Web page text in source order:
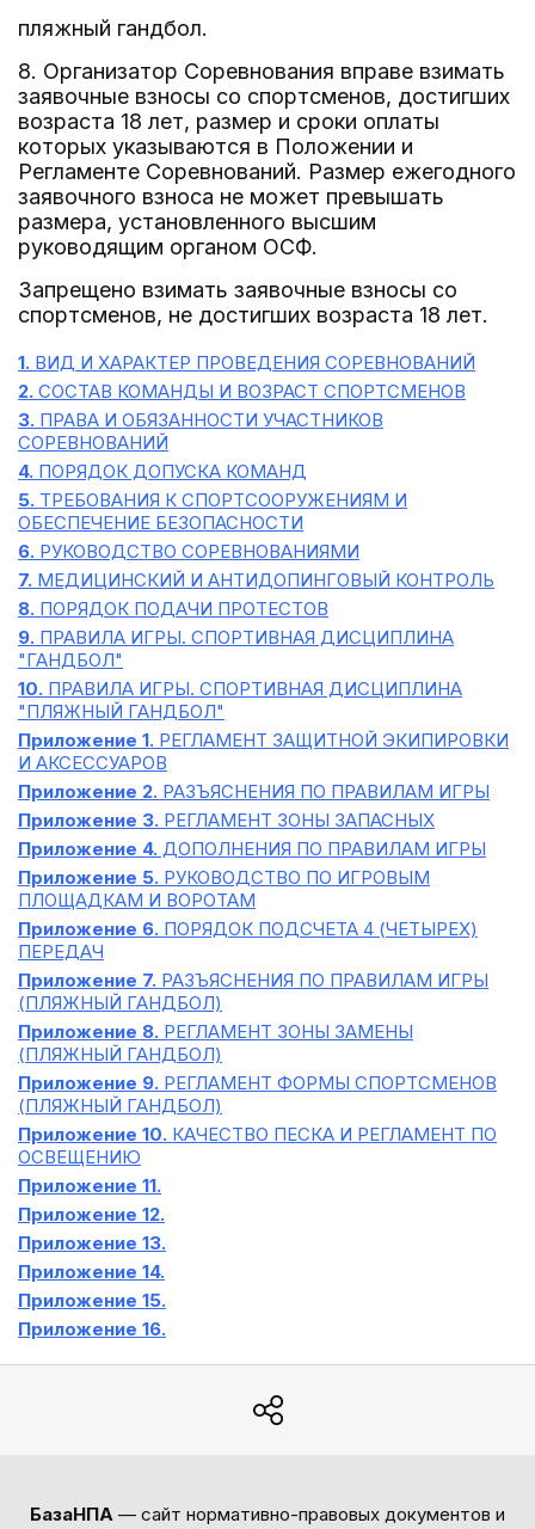
пляжный гандбол.
8. Организатор Соревнования вправе взимать
заявочные взносы со спортсменов, достигших
возраста 18 лет, размер и сроки оплаты
которых указываются в Положении и
Регламенте Соревнований. Размер ежегодного
заявочного взноса не может превышать
размера, установленного высшим
руководящим органом ОСФ.
Запрещено взимать заявочные взносы со
спортсменов, не достигших возраста 18 лет.
1. ВИД И ХАРАКТЕР ПРОВЕДЕНИЯ СОРЕВНОВАНИЙ
2. СОСТАВ КОМАНДЫ И ВОЗРАСТ СПОРТСМЕНОВ
3. ПРАВА И ОБЯЗАННОСТИ УЧАСТНИКОВ
СОРЕВНОВАНИЙ
4. ПОРЯДОК ДОПУСКА КОМАНД
5. ТРЕБОВАНИЯ К СПОРТСООРУЖЕНИЯМ И
ОБЕСПЕЧЕНИЕ БЕЗОПАСНОСТИ
6. РУКОВОДСТВО СОРЕВНОВАНИЯМИ
7. МЕДИЦИНСКИЙ И АНТИДОПИНГОВЫЙ КОНТРОЛЬ
8. ПОРЯДОК ПОДАЧИ ПРОТЕСТОВ
9. ПРАВИЛА ИГРЫ. СПОРТИВНАЯ ДИСЦИПЛИНА
"ГАНДБОЛ"
10. ПРАВИЛА ИГРЫ. СПОРТИВНАЯ ДИСЦИПЛИНА
"ПЛЯЖНЫЙ ГАНДБОЛ"
Приложение 1. РЕГЛАМЕНТ ЗАЩИТНОЙ ЭКИПИРОВКИ
И АКСЕССУАРОВ
Приложение 2. РАЗЪЯСНЕНИЯ ПО ПРАВИЛАМ ИГРЫ
Приложение 3. РЕГЛАМЕНТ ЗОНЫ ЗАПАСНЫХ
Приложение 4. ДОПОЛНЕНИЯ ПО ПРАВИЛАМ ИГРЫ
Приложение 5. РУКОВОДСТВО ПО ИГРОВЫМ
ПЛОЩАДКАМ И ВОРОТАМ
Приложение 6. ПОРЯДОК ПОДСЧЕТА 4 (ЧЕТЫРЕХ)
ПЕРЕДАЧ
Приложение 7. РАЗЪЯСНЕНИЯ ПО ПРАВИЛАМ ИГРЫ
(ПЛЯЖНЫЙ ГАНДБОЛ)
Приложение 8. РЕГЛАМЕНТ ЗОНЫ ЗАМЕНЫ
(ПЛЯЖНЫЙ ГАНДБОЛ)
Приложение 9. РЕГЛАМЕНТ ФОРМЫ СПОРТСМЕНОВ
(ПЛЯЖНЫЙ ГАНДБОЛ)
Приложение 10. КАЧЕСТВО ПЕСКА И РЕГЛАМЕНТ ПО
ОСВЕЩЕНИЮ
Приложение 11.
Приложение 12.
Приложение 13.
Приложение 14.
Приложение 15.
Приложение 16.
БазаНПА — сайт нормативно-правовых документов и